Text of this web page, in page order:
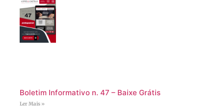
Boletim Informativo n. 47 – Baixe Grátis
Ler Mais »